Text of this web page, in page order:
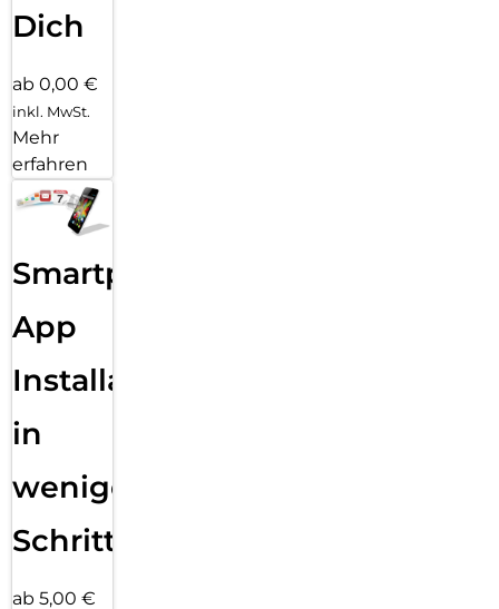
Dich
ab 0,00 €
inkl. MwSt.
Mehr
erfahren
Smartphone
App
Installation
in
wenigen
Schritten
ab 5,00 €